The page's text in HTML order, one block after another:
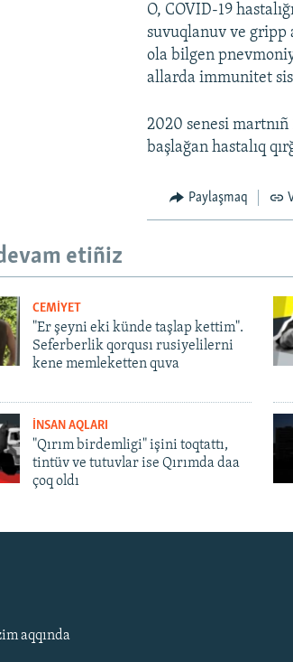
O, COVID-19
suvuqlanuv ve gripp
ola bilgen
allarda immunitet
2020 senesi martnıñ
başlağan hastalıq
Paylaşmaq
etiñiz
CEMİYET
"Er şeyni eki künde taşlap kettim".
Seferberlik qorqusı rusiyelilerni
kene memleketten quva
İNSAN AQLARI
"Qırım birdemligi" işini toqtattı,
tintüv ve tutuvlar ise Qırımda daa
çoq oldı
aqqında